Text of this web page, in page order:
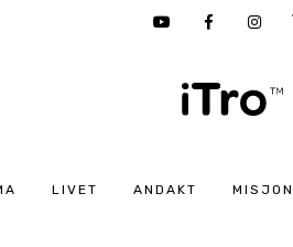
LIVET ANDAKT MISJON